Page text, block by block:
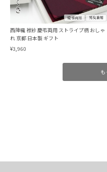
西陣織 袱紗 慶弔両用 ストライプ柄 おしゃ
れ 京都 日本製 ギフト
¥3,960
も